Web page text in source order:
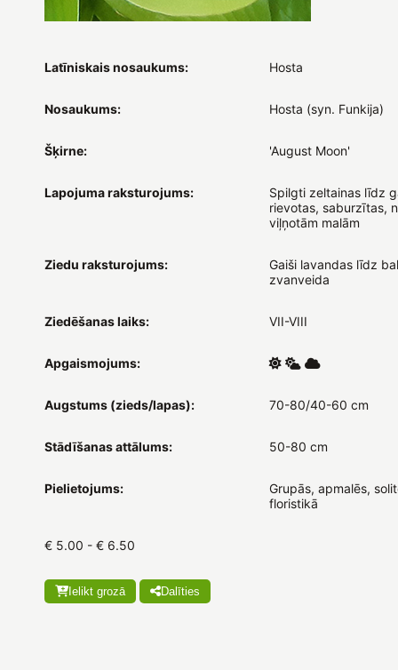
Latīniskais nosaukums: Hosta
Nosaukums: Hosta (syn. Funkija)
Šķirne: 'August Moon'
Lapojuma raksturojums:
Spilgti zeltainas līdz
rievotas, saburzītas,
viļņotām malām
Ziedu raksturojums:
Gaiši lavandas līdz
zvanveida
Ziedēšanas laiks: VII-VIII
Apgaismojums:
Augstums (zieds/lapas): 70-80/40-60 cm
Stādīšanas attālums: 50-80 cm
Pielietojums:
Grupās, apmalēs,
floristikā
€ 5.00 - € 6.50
Ielikt grozā Dalīties